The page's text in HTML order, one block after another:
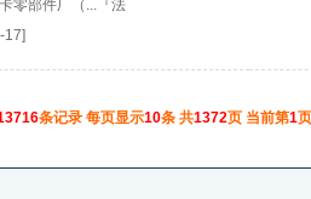
零部件厂（...『法
17]
条记录 每页显示10条 共1372页 当前第1